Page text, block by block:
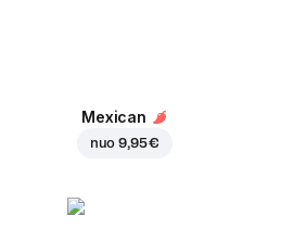
Mexican
nuo9,95 €